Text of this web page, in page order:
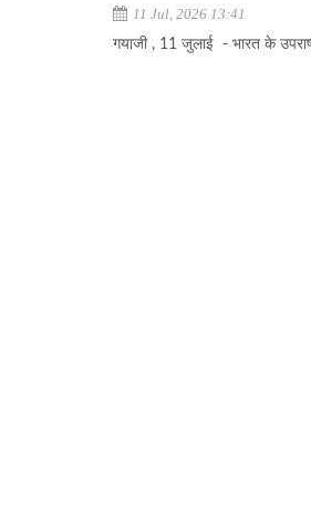
11 Jul, 2026 13:41
गयाजी , 11 जुलाई - भारत के